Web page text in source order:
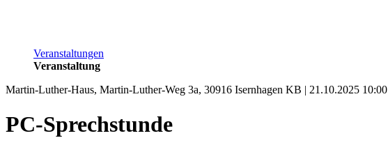
Veranstaltungen
Veranstaltung
Martin-Luther-Haus, Martin-Luther-Weg 3a, 30916 Isernhagen KB | 21.10.2025 10:00
PC-Sprechstunde